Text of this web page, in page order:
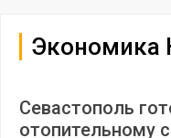
Экономика
Севастополь
отопительному